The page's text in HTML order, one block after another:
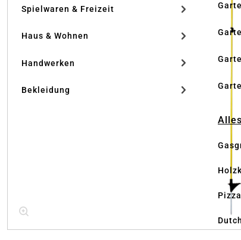
Spielwaren & Freizeit
Haus & Wohnen
Handwerken
Bekleidung